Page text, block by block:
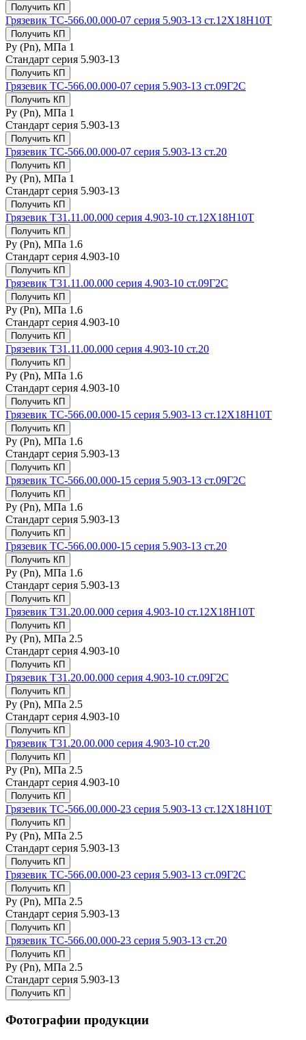
Получить КП
Грязевик ТС-566.00.000-07 серия 5.903-13 ст.12Х18Н10Т
Получить КП
Ру (Рn), МПа 1
Стандарт серия 5.903-13
Получить КП
Грязевик ТС-566.00.000-07 серия 5.903-13 ст.09Г2С
Получить КП
Ру (Рn), МПа 1
Стандарт серия 5.903-13
Получить КП
Грязевик ТС-566.00.000-07 серия 5.903-13 ст.20
Получить КП
Ру (Рn), МПа 1
Стандарт серия 5.903-13
Получить КП
Грязевик Т31.11.00.000 серия 4.903-10 ст.12Х18Н10Т
Получить КП
Ру (Рn), МПа 1.6
Стандарт серия 4.903-10
Получить КП
Грязевик Т31.11.00.000 серия 4.903-10 ст.09Г2С
Получить КП
Ру (Рn), МПа 1.6
Стандарт серия 4.903-10
Получить КП
Грязевик Т31.11.00.000 серия 4.903-10 ст.20
Получить КП
Ру (Рn), МПа 1.6
Стандарт серия 4.903-10
Получить КП
Грязевик ТС-566.00.000-15 серия 5.903-13 ст.12Х18Н10Т
Получить КП
Ру (Рn), МПа 1.6
Стандарт серия 5.903-13
Получить КП
Грязевик ТС-566.00.000-15 серия 5.903-13 ст.09Г2С
Получить КП
Ру (Рn), МПа 1.6
Стандарт серия 5.903-13
Получить КП
Грязевик ТС-566.00.000-15 серия 5.903-13 ст.20
Получить КП
Ру (Рn), МПа 1.6
Стандарт серия 5.903-13
Получить КП
Грязевик Т31.20.00.000 серия 4.903-10 ст.12Х18Н10Т
Получить КП
Ру (Рn), МПа 2.5
Стандарт серия 4.903-10
Получить КП
Грязевик Т31.20.00.000 серия 4.903-10 ст.09Г2С
Получить КП
Ру (Рn), МПа 2.5
Стандарт серия 4.903-10
Получить КП
Грязевик Т31.20.00.000 серия 4.903-10 ст.20
Получить КП
Ру (Рn), МПа 2.5
Стандарт серия 4.903-10
Получить КП
Грязевик ТС-566.00.000-23 серия 5.903-13 ст.12Х18Н10Т
Получить КП
Ру (Рn), МПа 2.5
Стандарт серия 5.903-13
Получить КП
Грязевик ТС-566.00.000-23 серия 5.903-13 ст.09Г2С
Получить КП
Ру (Рn), МПа 2.5
Стандарт серия 5.903-13
Получить КП
Грязевик ТС-566.00.000-23 серия 5.903-13 ст.20
Получить КП
Ру (Рn), МПа 2.5
Стандарт серия 5.903-13
Получить КП
Фотографии продукции